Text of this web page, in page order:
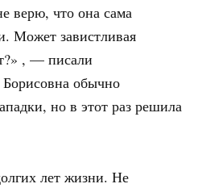
верю, что она сама
Может завистливая
, — писали
обычно
но в этот раз решила
лет жизни. Не